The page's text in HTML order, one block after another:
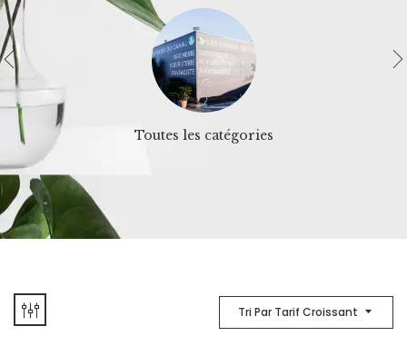
Toutes les catégories
Tri Par Tarif Croissant